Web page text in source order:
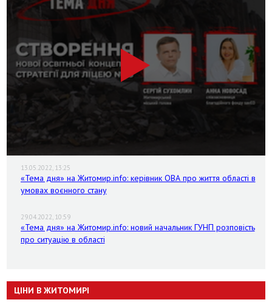
13.05.2022, 13:25
«Тема дня» на Житомир.info: керівник ОВА про життя області в
умовах воєнного стану
29.04.2022, 10:59
«Тема дня» на Житомир.info: новий начальник ГУНП розповість
про ситуацію в області
ЦІНИ В ЖИТОМИРІ